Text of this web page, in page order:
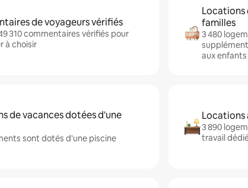
de voyageurs vérifiés
310 commentaires vérifiés pour
à choisir
Locations
familles
3 480
aux enfants
de vacances dotées d'une
sont dotés d'une piscine
Locations
3 890
travail